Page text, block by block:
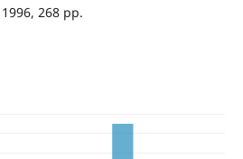
268 pp.